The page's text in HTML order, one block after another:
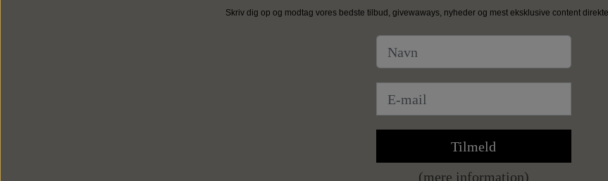
Skriv dig op og modtag vores bedste tilbud, givewaways, nyheder og mest eksklusive content
Tilmeld
(mere information)